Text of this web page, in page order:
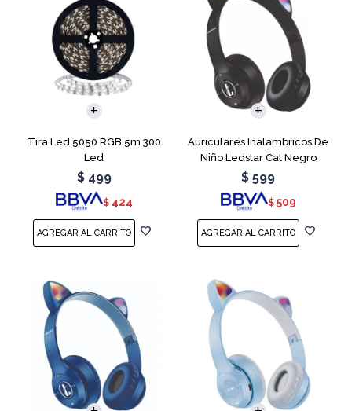
Tira Led 5050 RGB 5m 300
Led
$ 499
$ 424
Auriculares Inalambricos De
Niño Ledstar Cat Negro
$ 599
$ 509